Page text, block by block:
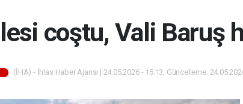
coştu, Vali Baruş
(İHA) - İhlas Haber Ajansı | 24.05.2026 - 15:13, Güncelleme: